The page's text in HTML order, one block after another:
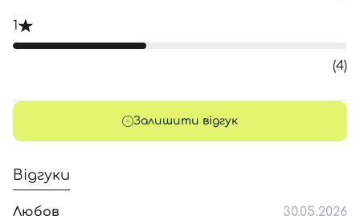
1
(4)
Залишити відгук
Відгуки
Любов 30.05.2026